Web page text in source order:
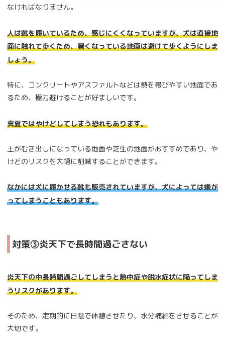
なければなりません。
人は靴を履いているため、感じにくくなっていますが、犬は直接地
面に触れて歩くため、暑くなっている地面は避けて歩くようにしま
しょう。
特に、コンクリートやアスファルトなどは熱を帯びやすい地面であ
るため、極力避けることが好ましいです。
真夏ではやけどしてしまう恐れもあります。
土がむき出しになっている地面や芝生の地面がおすすめであり、や
けどのリスクを大幅に削減することができます。
なかには犬に履かせる靴も販売されていますが、犬によっては嫌が
ってしまうこともあります。
対策③炎天下で長時間過ごさない
炎天下の中長時間過ごしてしまうと熱中症や脱水症状に陥ってしま
うリスクがあります。
そのため、定期的に日陰で休憩させたり、水分補給をさせることが
大切です。